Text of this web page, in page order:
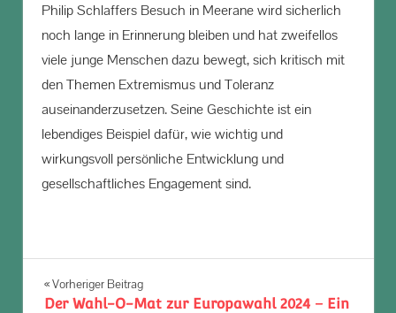
Philip Schlaffers Besuch in Meerane wird sicherlich
noch lange in Erinnerung bleiben und hat zweifellos
viele junge Menschen dazu bewegt, sich kritisch mit
den Themen Extremismus und Toleranz
auseinanderzusetzen. Seine Geschichte ist ein
lebendiges Beispiel dafür, wie wichtig und
wirkungsvoll persönliche Entwicklung und
gesellschaftliches Engagement sind.
Beitragsnavigation
Vorheriger Beitrag
Der Wahl-O-Mat zur Europawahl 2024 – Ein